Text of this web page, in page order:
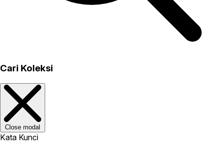
Cari Koleksi
Close modal
Kata Kunci